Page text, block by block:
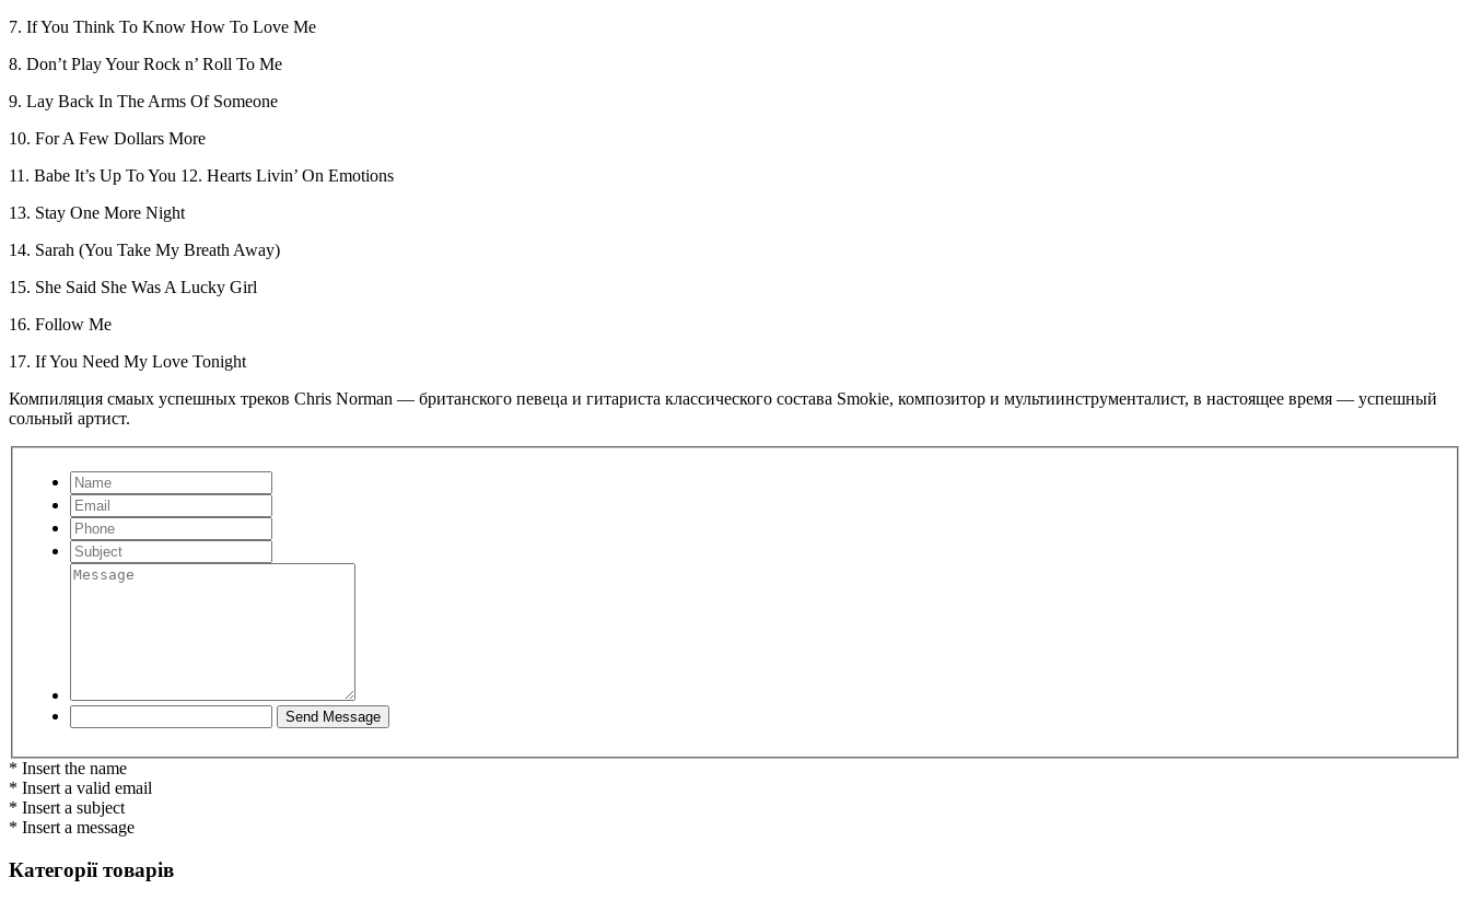
7. If You Think To Know How To Love Me
8. Don’t Play Your Rock n’ Roll To Me
9. Lay Back In The Arms Of Someone
10. For A Few Dollars More
11. Babe It’s Up To You 12. Hearts Livin’ On Emotions
13. Stay One More Night
14. Sarah (You Take My Breath Away)
15. She Said She Was A Lucky Girl
16. Follow Me
17. If You Need My Love Tonight
Компиляция смаых успешных треков Chris Norman — британского певеца и гитариста классического состава Smokie, композитор и мультиинструменталист, в настоящее время — успешный
сольный артист.
* Insert the name
* Insert a valid email
* Insert a subject
* Insert a message
Категорії товарів